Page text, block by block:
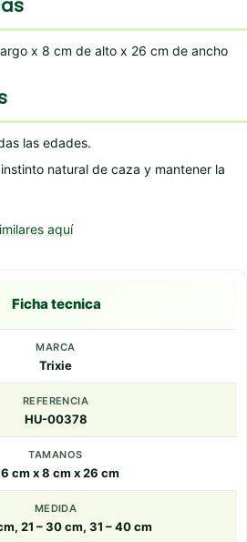
x 8 cm de alto x 26 cm de ancho
las edades.
natural de caza y mantener la
aquí
Ficha tecnica
MARCA
Trixie
REFERENCIA
HU-00378
TAMANOS
cm x 8 cm x 26 cm
MEDIDA
21 – 30 cm, 31 – 40 cm